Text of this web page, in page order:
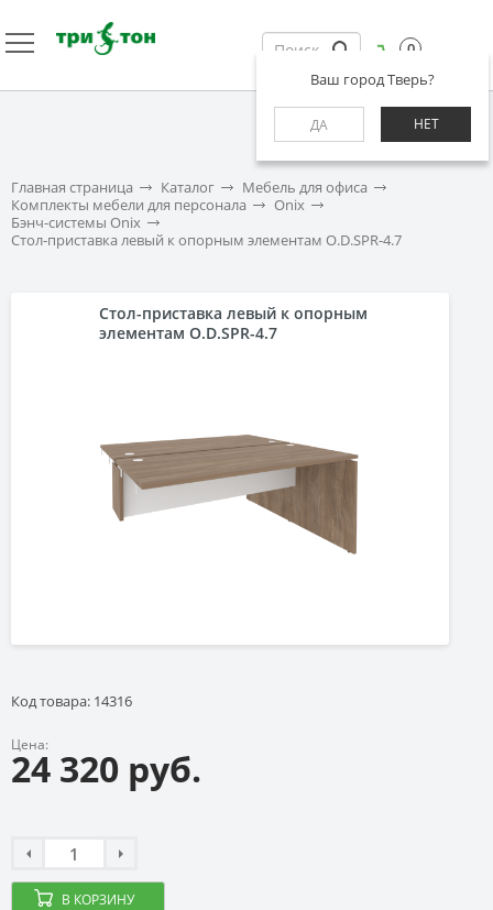
Ваш город Тверь?
ДА НЕТ
0
Главная страница Каталог
Мебель для офиса
Комплекты мебели для персонала
Onix
Бэнч-системы Onix
Стол-приставка левый к опорным элементам O.D.SPR-4.7
Стол-приставка левый к опорным
элементам O.D.SPR-4.7
Код товара: 14316
Цена:
24 320 руб.
В КОРЗИНУ